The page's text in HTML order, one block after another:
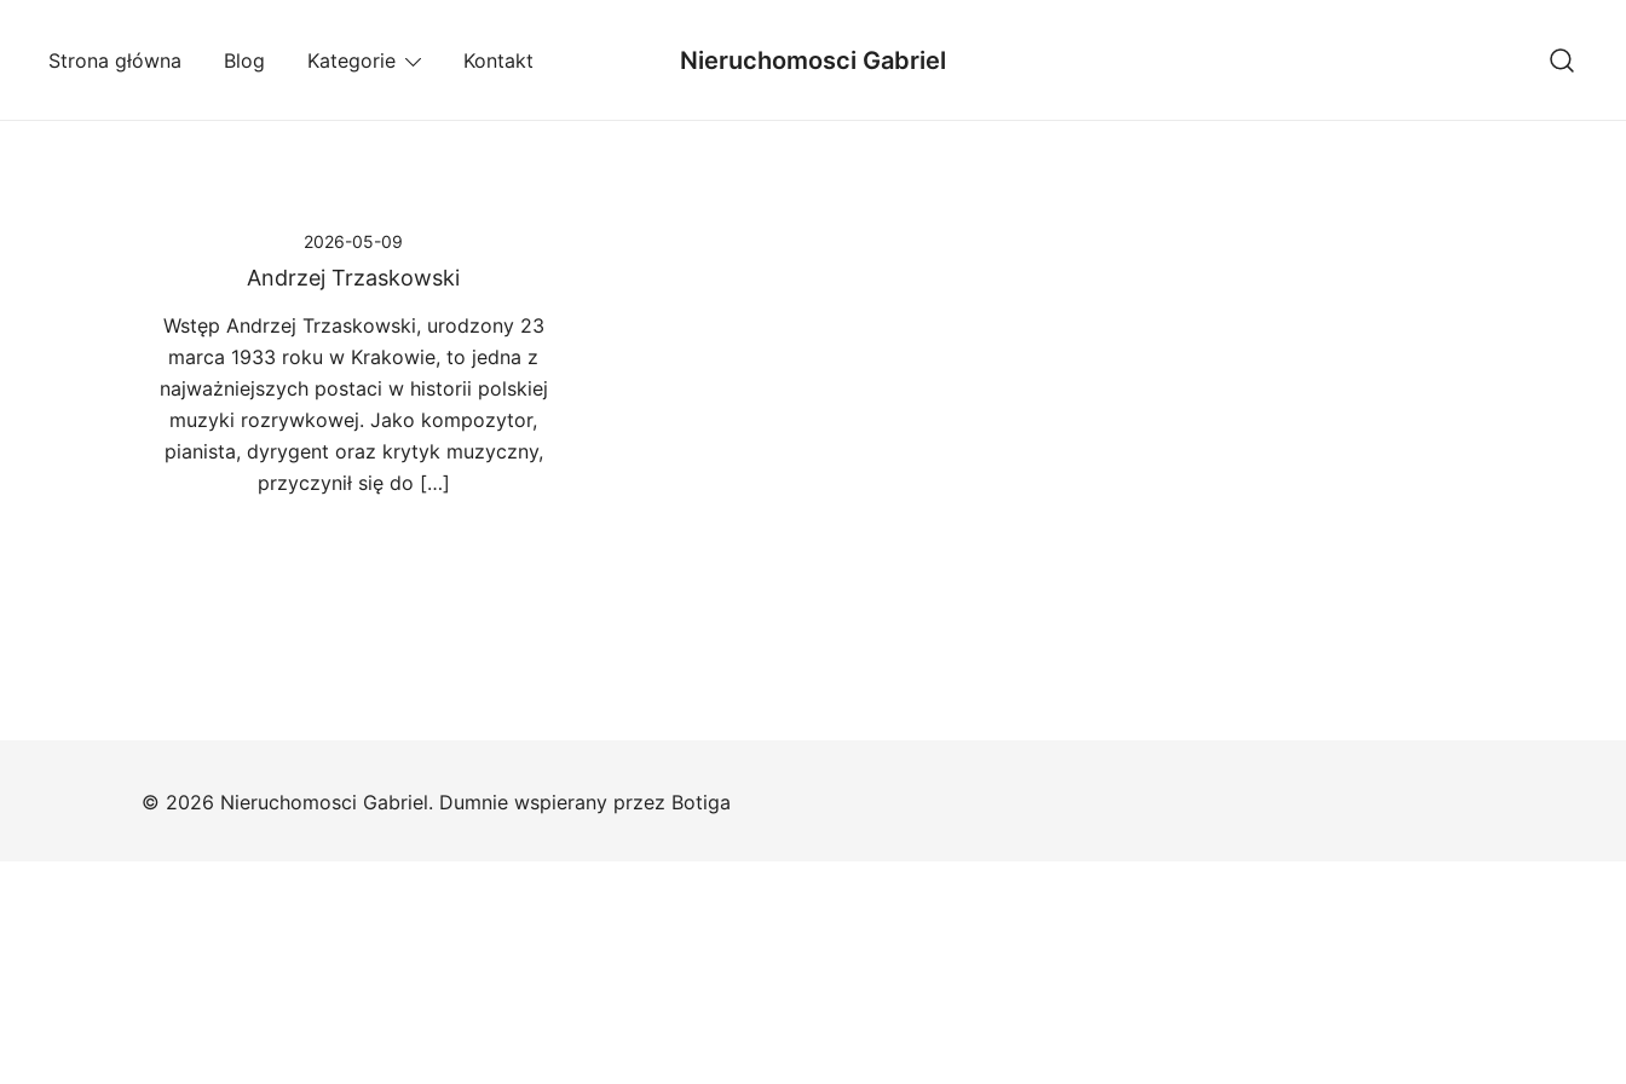
Strona główna Blog Kategorie Kontakt Nieruchomosci Gabriel
2026-05-09
Andrzej Trzaskowski
Wstęp Andrzej Trzaskowski, urodzony 23
marca 1933 roku w Krakowie, to jedna z
najważniejszych postaci w historii polskiej
muzyki rozrywkowej. Jako kompozytor,
pianista, dyrygent oraz krytyk muzyczny,
przyczynił się do […]
© 2026 Nieruchomosci Gabriel. Dumnie wspierany przez Botiga